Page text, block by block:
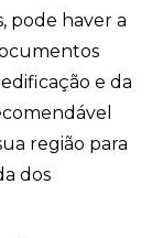
pode haver a
e da
região para
dos